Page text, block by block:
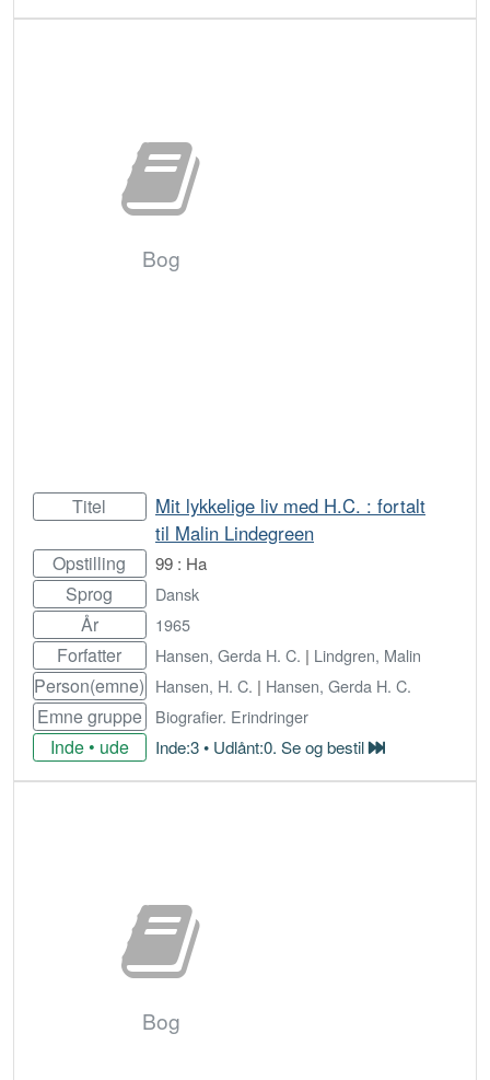
Bestil
Bog
Titel
Mit lykkelige liv med H.C. : fortalt
til Malin Lindegreen
Opstilling 99 : Ha
Sprog Dansk
År 1965
Forfatter Hansen, Gerda H. C. | Lindgren, Malin
Person(emne) Hansen, H. C. | Hansen, Gerda H. C.
Emne gruppe Biografier. Erindringer
Inde • ude Inde:3 • Udlånt:0. Se og bestil
Bestil
Bog